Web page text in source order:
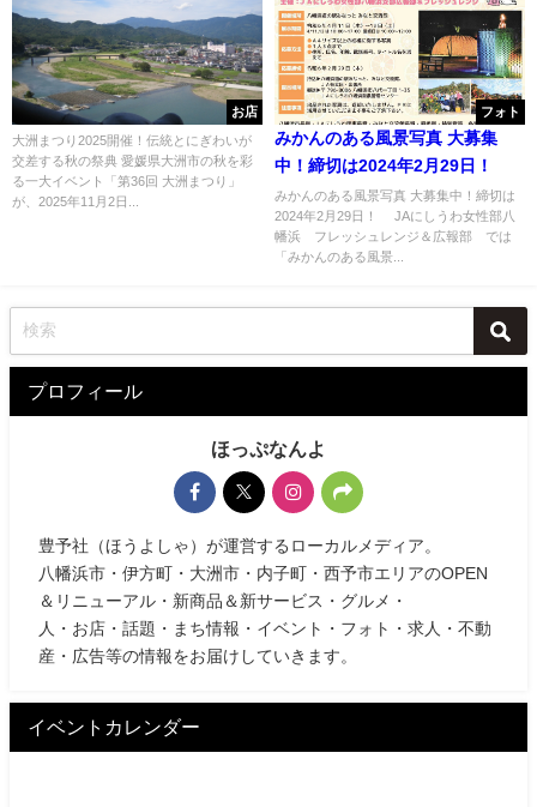
お店
大洲まつり2025開催！伝統とにぎわいが
交差する秋の祭典 愛媛県大洲市の秋を彩
る一大イベント「第36回 大洲まつり」
が、2025年11月2日...
フォト
みかんのある風景写真 大募集
中！締切は2024年2月29日！
みかんのある風景写真 大募集中！締切は
2024年2月29日！ JAにしうわ女性部八
幡浜 フレッシュレンジ＆広報部 では
「みかんのある風景...
プロフィール
ほっぷなんよ
豊予社（ほうよしゃ）が運営するローカルメディア。
八幡浜市・伊方町・大洲市・内子町・西予市エリアのOPEN
＆リニューアル・新商品＆新サービス・グルメ・
人・お店・話題・まち情報・イベント・フォト・求人・不動
産・広告等の情報をお届けしていきます。
イベントカレンダー